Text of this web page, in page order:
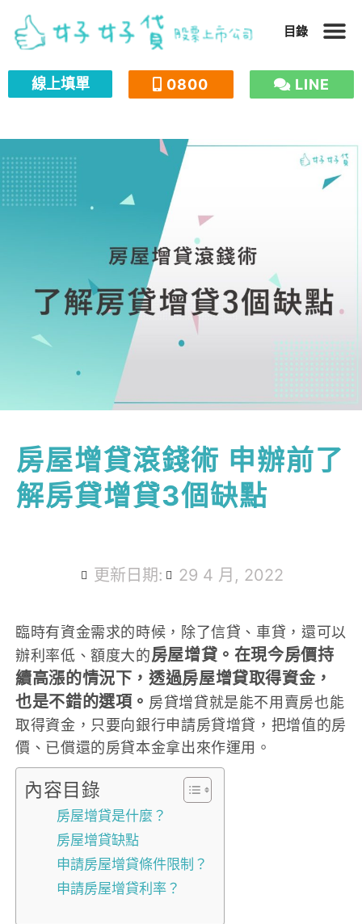
至
主
要
容
目錄
線上填單 0800 LINE
房屋增貸滾錢術 申辦前了
解房貸增貸3個缺點
更新日期: 29 4 月, 2022
臨時有資金需求的時候，除了信貸、車貸，還可以
辦利率低、額度大的房屋增貸 。在現今房價持
續高漲的情況下，透過房屋增貸取得資金，
也是不錯的選項。 房貸增貸就是能不用賣房也能
取得資金，只要向銀行申請房貸增貸，把增值的房
價、已償還的房貸本金拿出來作運用。
內容目錄
房屋增貸是什麼？
房屋增貸缺點
申請房屋增貸條件限制？
申請房屋增貸利率？